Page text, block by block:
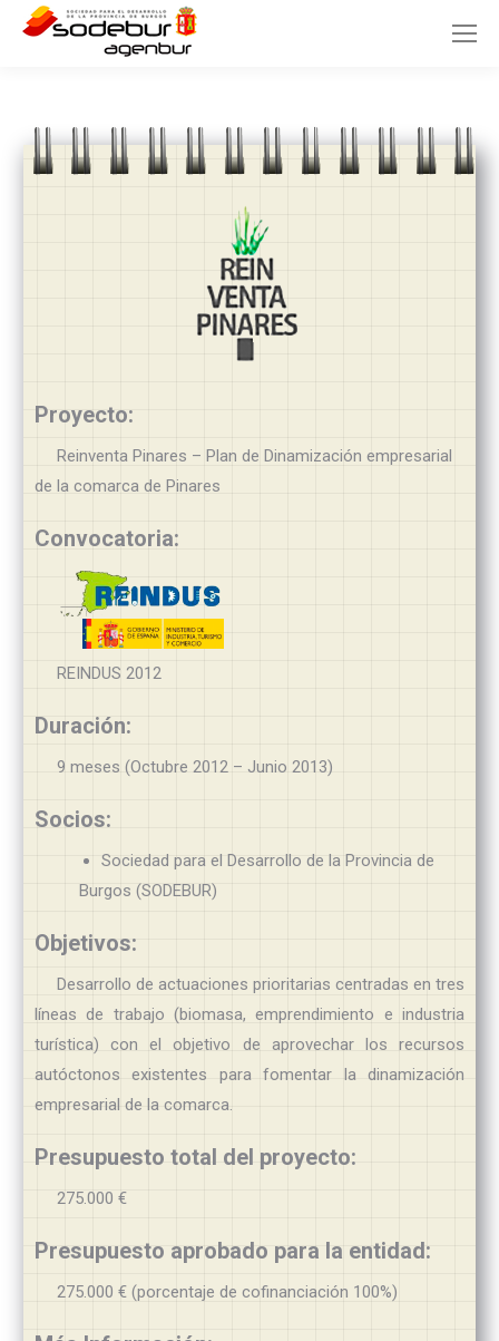
Proyecto:
Reinventa Pinares – Plan de Dinamización empresarial
de la comarca de Pinares
Convocatoria:
REINDUS 2012
Duración:
9 meses (Octubre 2012 – Junio 2013)
Socios:
Sociedad para el Desarrollo de la Provincia de
Burgos (SODEBUR)
Objetivos:
Desarrollo de actuaciones prioritarias centradas en tres
líneas de trabajo (biomasa, emprendimiento e industria
turística) con el objetivo de aprovechar los recursos
autóctonos existentes para fomentar la dinamización
empresarial de la comarca.
Presupuesto total del proyecto:
275.000 €
Presupuesto aprobado para la entidad:
275.000 € (porcentaje de cofinanciación 100%)